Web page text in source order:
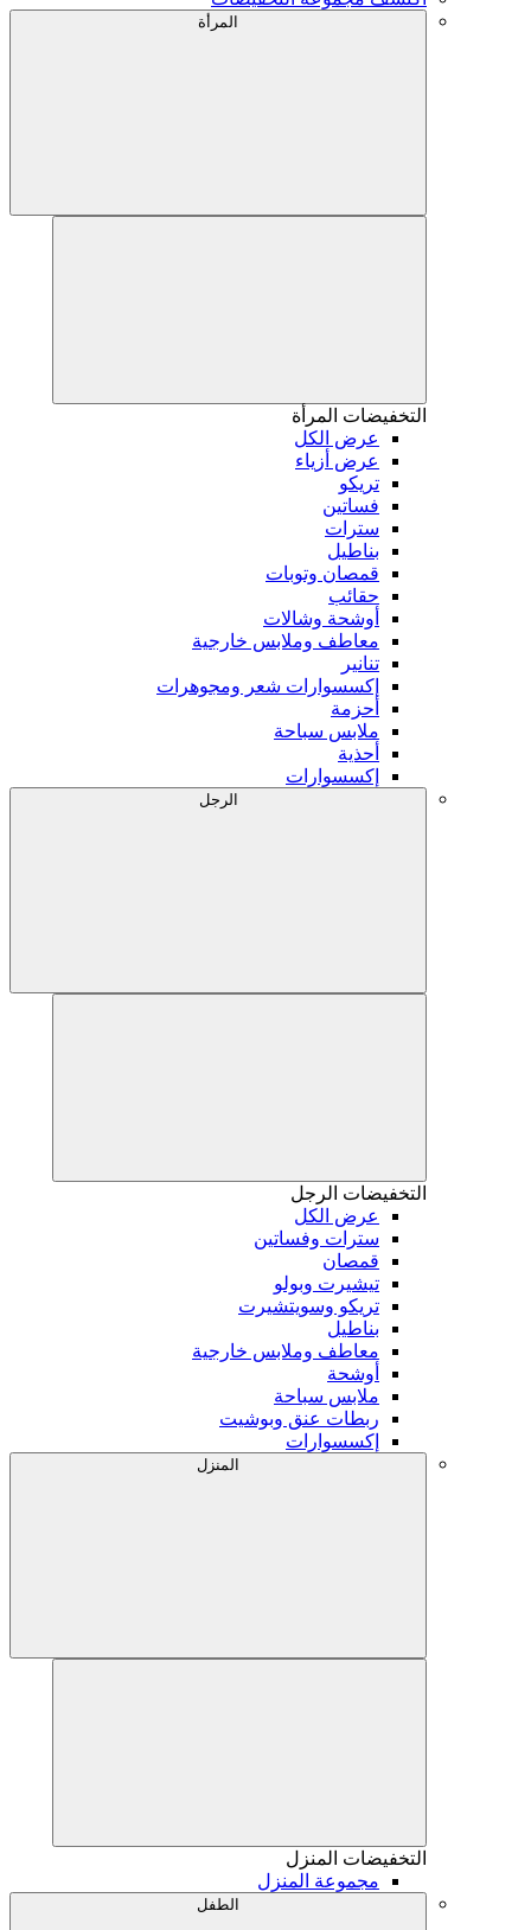
المرأة
التخفيضات المرأة
عرض الكل
عرض أزياء
تريكو
فساتين
سترات
بناطيل
قمصان وتوبات
حقائب
أوشحة وشالات
معاطف وملابس خارجية
تنانير
إكسسوارات شعر ومجوهرات
أحزمة
ملابس سباحة
أحذية
إكسسوارات
الرجل
التخفيضات الرجل
عرض الكل
سترات وفساتين
قمصان
تيشيرت وبولو
تريكو وسويتشيرت
بناطيل
معاطف وملابس خارجية
أوشحة
ملابس سباحة
ربطات عنق وبوشيت
إكسسوارات
المنزل
التخفيضات المنزل
مجموعة المنزل
الطفل